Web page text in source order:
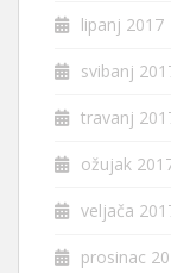
lipanj 2017
svibanj
travanj
ožujak
veljača
prosinac